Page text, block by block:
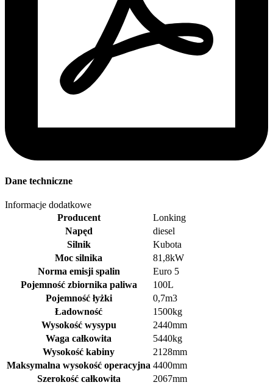
Dane techniczne
Informacje dodatkowe
Producent
Lonking
Napęd
diesel
Silnik
Kubota
Moc silnika
81,8kW
Norma emisji spalin
Euro 5
Pojemność zbiornika paliwa
100L
Pojemność łyżki
0,7m3
Ładowność
1500kg
Wysokość wysypu
2440mm
Waga całkowita
5440kg
Wysokość kabiny
2128mm
Maksymalna wysokość operacyjna 4400mm
Szerokość całkowita
2067mm